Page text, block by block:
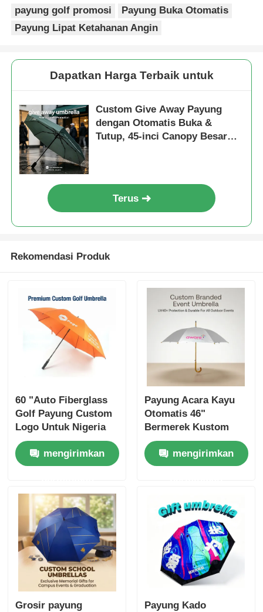
payung golf promosi
Payung Buka Otomatis
Payung Lipat Ketahanan Angin
Dapatkan Harga Terbaik untuk
Custom Give Away Payung
dengan Otomatis Buka &
Tutup, 45-inci Canopy Besar
Terus
Rekomendasi Produk
60 "Auto Fiberglass
Golf Payung Custom
Logo Untuk Nigeria
Bisnis Hadiah
mengirimkan
Payung Acara Kayu
Otomatis 46"
Bermerek Kustom
(Perlindungan UV40+)
mengirimkan
Grosir payung
Payung Kado